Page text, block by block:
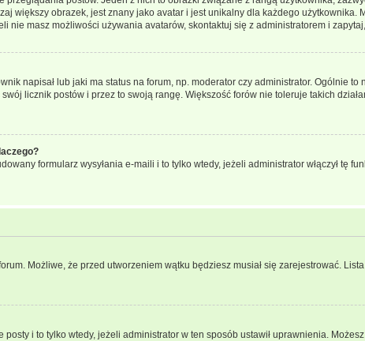
większy obrazek, jest znany jako avatar i jest unikalny dla każdego
nie masz możliwości używania avatarów, skontaktuj się z administratorem i
napisał lub jaki ma status na forum, np. moderator czy administrator. Ogólnie
licznik postów i przez to swoją rangę. Większość forów nie toleruje takich
formularz wysyłania e-maili i to tylko wtedy, jeżeli administrator włączył tę
Możliwe, że przed utworzeniem wątku będziesz musiał się zarejestrować.
i to tylko wtedy, jeżeli administrator w ten sposób ustawił uprawnienia.